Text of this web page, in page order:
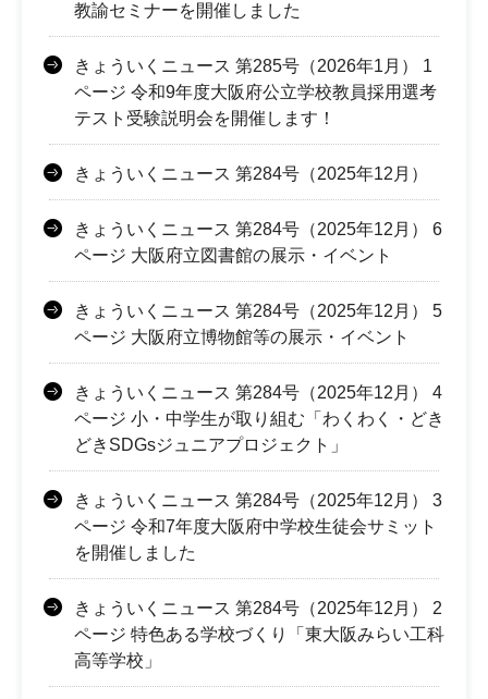
教諭セミナーを開催しました
きょういくニュース 第285号（2026年1月） 1
ページ 令和9年度大阪府公立学校教員採用選考
テスト受験説明会を開催します！
きょういくニュース 第284号（2025年12月）
きょういくニュース 第284号（2025年12月） 6
ページ 大阪府立図書館の展示・イベント
きょういくニュース 第284号（2025年12月） 5
ページ 大阪府立博物館等の展示・イベント
きょういくニュース 第284号（2025年12月） 4
ページ 小・中学生が取り組む「わくわく・どき
どきSDGsジュニアプロジェクト」
きょういくニュース 第284号（2025年12月） 3
ページ 令和7年度大阪府中学校生徒会サミット
を開催しました
きょういくニュース 第284号（2025年12月） 2
ページ 特色ある学校づくり「東大阪みらい工科
高等学校」